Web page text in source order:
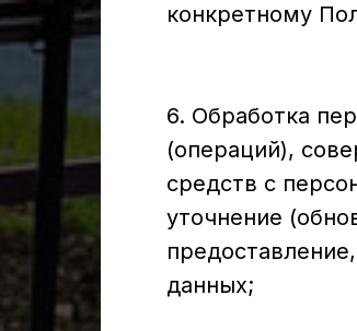
конкретному
6. Обработка
(операций),
средств с
уточнение
данных;